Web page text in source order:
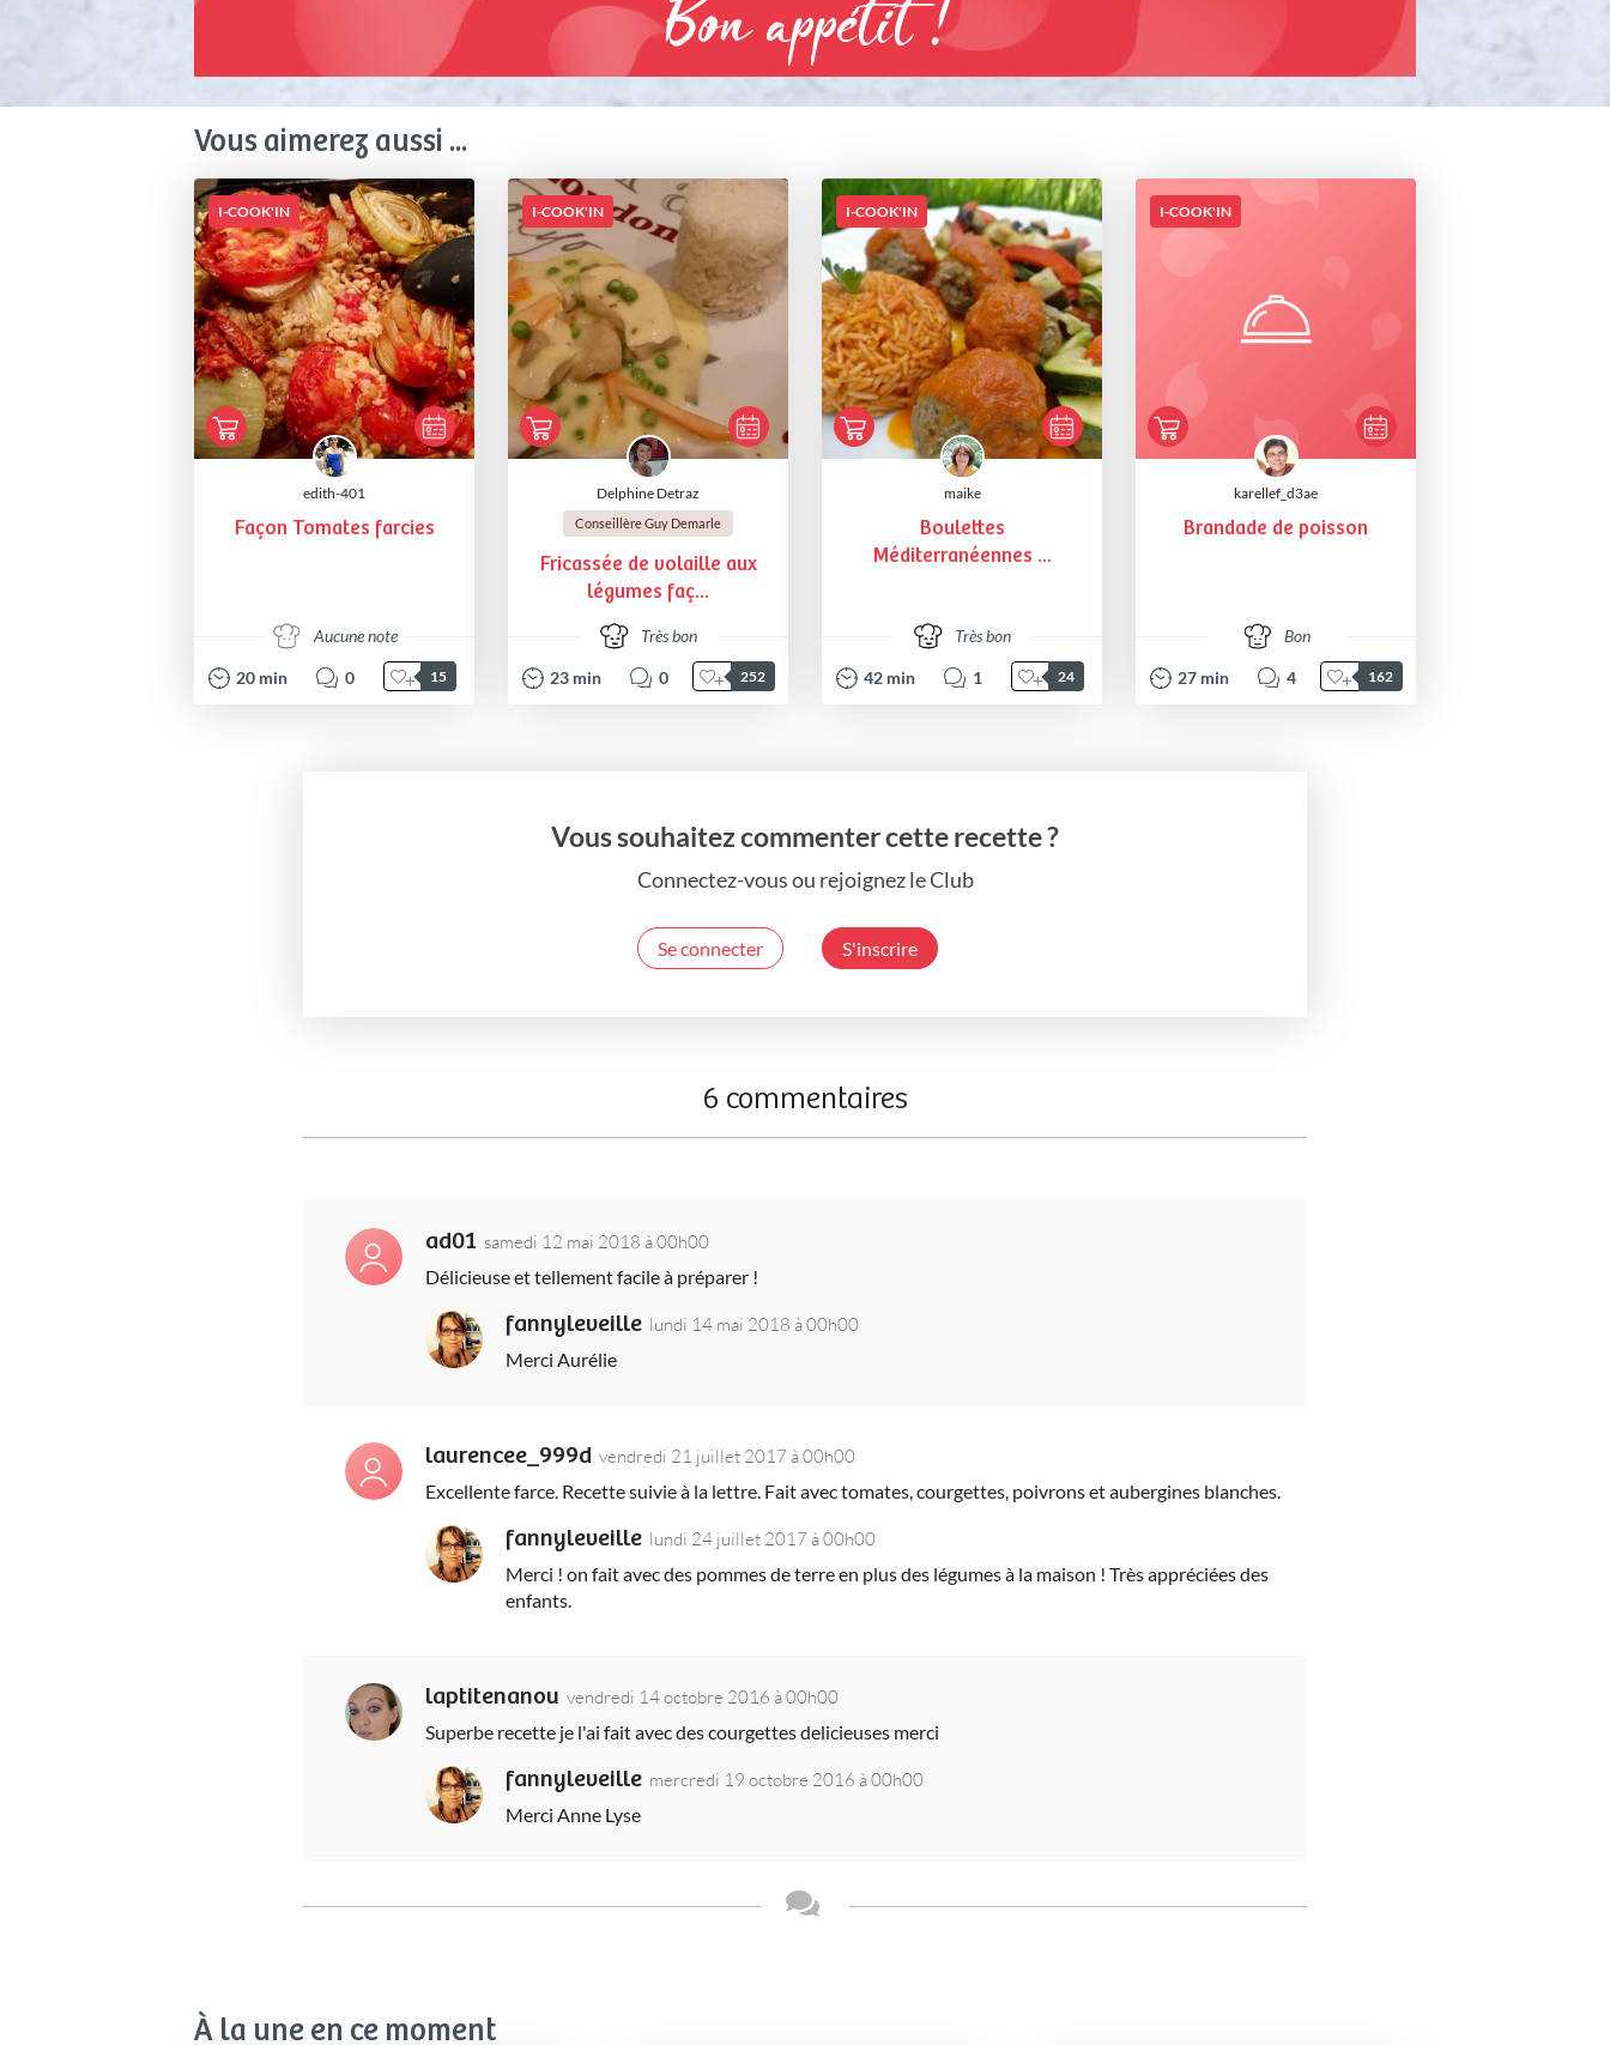
Bon appétit !
Vous aimerez aussi ...
I-COOK'IN
edith-401
Façon Tomates farcies
Aucune note
20 min 0 15
I-COOK'IN
Delphine Detraz
Conseillère Guy Demarle
Fricassée de volaille aux
légumes faç...
Très bon
23 min 0 252
I-COOK'IN
maike
Boulettes
Méditerranéennes ...
Très bon
42 min 1 24
I-COOK'IN
karellef_d3ae
Brandade de poisson
Bon
27 min 4 162
Vous souhaitez commenter cette recette ?
Connectez-vous ou rejoignez le Club
Se connecter S'inscrire
6 commentaires
ad01 samedi 12 mai 2018 à 00h00
Délicieuse et tellement facile à préparer !
fannyleveille lundi 14 mai 2018 à 00h00
Merci Aurélie
laurencee_999d vendredi 21 juillet 2017 à 00h00
Excellente farce. Recette suivie à la lettre. Fait avec tomates, courgettes, poivrons et aubergines blanches.
fannyleveille lundi 24 juillet 2017 à 00h00
Merci ! on fait avec des pommes de terre en plus des légumes à la maison ! Très appréciées des
enfants.
laptitenanou vendredi 14 octobre 2016 à 00h00
Superbe recette je l'ai fait avec des courgettes delicieuses merci
fannyleveille mercredi 19 octobre 2016 à 00h00
Merci Anne Lyse
À la une en ce moment